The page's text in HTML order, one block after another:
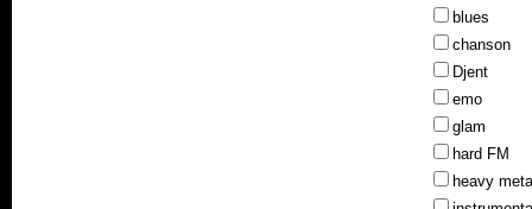
blues
chanson
Djent
emo
glam
hard FM
heavy